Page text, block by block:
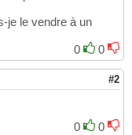
je le vendre à un
0
0
#2
0
0